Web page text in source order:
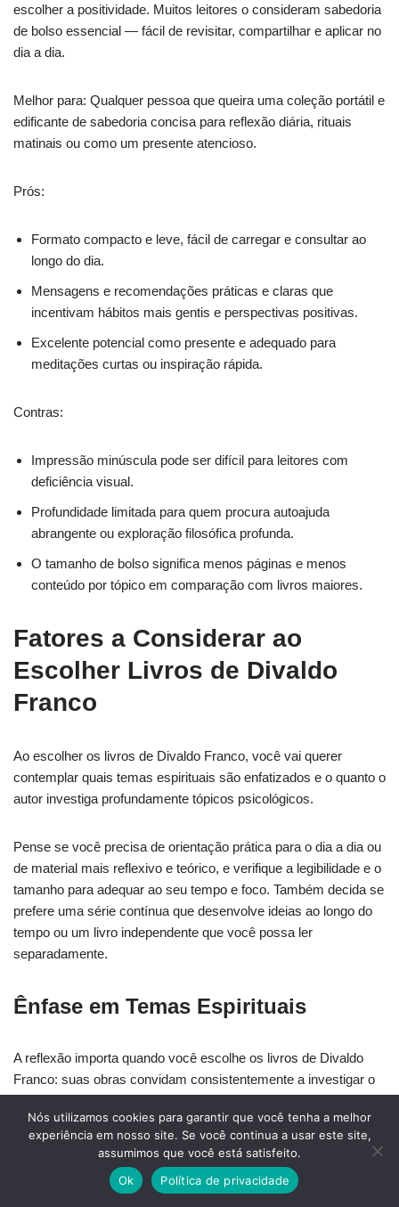
escolher a positividade. Muitos leitores o consideram sabedoria
de bolso essencial — fácil de revisitar, compartilhar e aplicar no
dia a dia.
Melhor para: Qualquer pessoa que queira uma coleção portátil e
edificante de sabedoria concisa para reflexão diária, rituais
matinais ou como um presente atencioso.
Prós:
Formato compacto e leve, fácil de carregar e consultar ao
longo do dia.
Mensagens e recomendações práticas e claras que
incentivam hábitos mais gentis e perspectivas positivas.
Excelente potencial como presente e adequado para
meditações curtas ou inspiração rápida.
Contras:
Impressão minúscula pode ser difícil para leitores com
deficiência visual.
Profundidade limitada para quem procura autoajuda
abrangente ou exploração filosófica profunda.
O tamanho de bolso significa menos páginas e menos
conteúdo por tópico em comparação com livros maiores.
Fatores a Considerar ao
Escolher Livros de Divaldo
Franco
Ao escolher os livros de Divaldo Franco, você vai querer
contemplar quais temas espirituais são enfatizados e o quanto o
autor investiga profundamente tópicos psicológicos.
Pense se você precisa de orientação prática para o dia a dia ou
de material mais reflexivo e teórico, e verifique a legibilidade e o
tamanho para adequar ao seu tempo e foco. Também decida se
prefere uma série contínua que desenvolve ideias ao longo do
tempo ou um livro independente que você possa ler
separadamente.
Ênfase em Temas Espirituais
A reflexão importa quando você escolhe os livros de Divaldo
Franco: suas obras convidam consistentemente a investigar o
amor, o perdão e a compaixão moldam o desenvolvimento
espiritual e até afetam o bem-estar físico. Procure títulos que
enfatizem a autodescoberta e passos práticos para aplicar os
insights na vida diária, já que Franco incentiva o engajamento
Nós utilizamos cookies para garantir que você tenha a melhor
experiência em nosso site. Se você continua a usar este site,
assumimos que você está satisfeito.
Ok
Política de privacidade